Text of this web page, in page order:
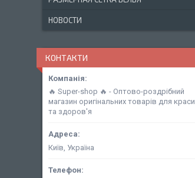
НОВОСТИ
КОНТАКТИ
🔥 Super-shop 🔥 - Оптово-роздрібний
магазин оригінальних товарів для краси
та здоров'я
Київ, Україна